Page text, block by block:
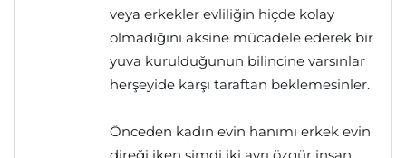
veya erkekler evliliğin hiçde kolay
olmadığını aksine mücadele ederek bir
yuva kurulduğunun bilincine varsınlar
herşeyide karşı taraftan beklemesinler.
Önceden kadın evin hanımı erkek evin